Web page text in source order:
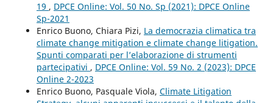
19 , DPCE Online: Vol. 50 No. Sp (2021): DPCE Online
Sp-2021
Enrico Buono, Chiara Pizi, La democrazia climatica tra
climate change mitigation e climate change litigation.
Spunti comparati per l’elaborazione di strumenti
partecipativi , DPCE Online: Vol. 59 No. 2 (2023): DPCE
Online 2-2023
Enrico Buono, Pasquale Viola, Climate Litigation